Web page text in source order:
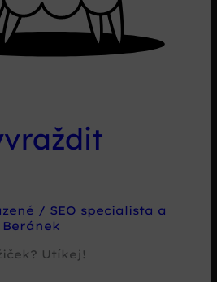
/ SEO specialista a
Utíkej!